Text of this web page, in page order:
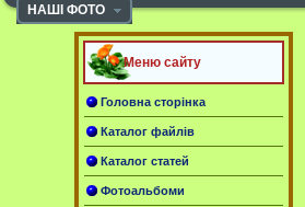
НАШІ ФОТО
Меню сайту
Головна сторінка
Каталог файлів
Каталог статей
Фотоальбоми